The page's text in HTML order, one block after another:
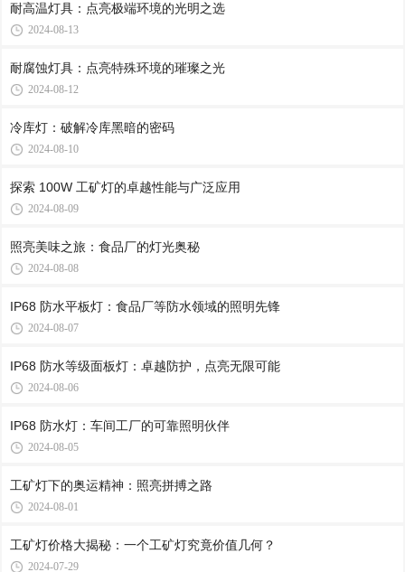
耐高温灯具：点亮极端环境的光明之选
2024-08-13
耐腐蚀灯具：点亮特殊环境的璀璨之光
2024-08-12
冷库灯：破解冷库黑暗的密码
2024-08-10
探索 100W 工矿灯的卓越性能与广泛应用
2024-08-09
照亮美味之旅：食品厂的灯光奥秘
2024-08-08
IP68 防水平板灯：食品厂等防水领域的照明先锋
2024-08-07
IP68 防水等级面板灯：卓越防护，点亮无限可能
2024-08-06
IP68 防水灯：车间工厂的可靠照明伙伴
2024-08-05
工矿灯下的奥运精神：照亮拼搏之路
2024-08-01
工矿灯价格大揭秘：一个工矿灯究竟价值几何？
2024-07-29